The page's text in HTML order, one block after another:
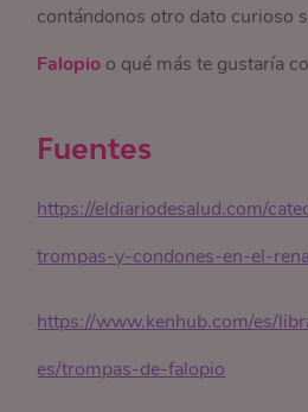
contándonos otro dato curioso
Falopio o qué más te gustaría
Fuentes
https://eldiariodesalud.com/
trompas-y-condones-en-el-
https://www.kenhub.com/es/
es/trompas-de-falopio